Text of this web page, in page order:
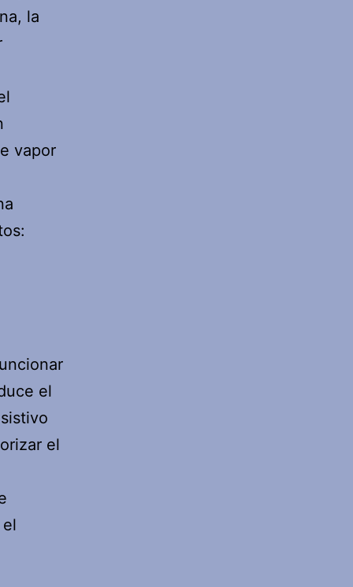
la
vapor
el
el